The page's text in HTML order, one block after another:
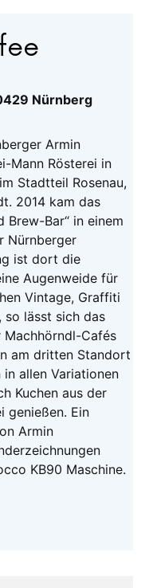
Nürnberg
Armin
Mann Rösterei in
Stadtteil Rosenau,
2014 kam das
Brew-Bar“ in einem
Nürnberger
ist dort die
Augenweide für
Vintage, Graffiti
so lässt sich das
Cafés
am dritten Standort
allen Variationen
Kuchen aus der
genießen. Ein
Armin
KB90 Maschine.